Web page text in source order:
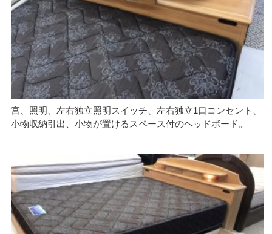
宮、照明、左右独立照明スイッチ、左右独立1口コンセント、
小物収納引出、小物が置けるスペース付のヘッドボード。